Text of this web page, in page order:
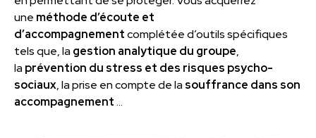
une méthode d’écoute et
d’accompagnementcomplétée d’outils spécifiques
tels que, la gestion analytique du groupe,
la prévention du stress et des risques psycho-
sociaux, la prise en compte de la souffrance dans son
accompagnement…